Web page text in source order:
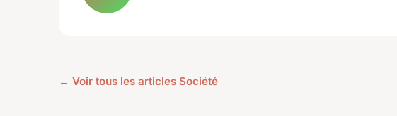
← Voir tous les articles Société